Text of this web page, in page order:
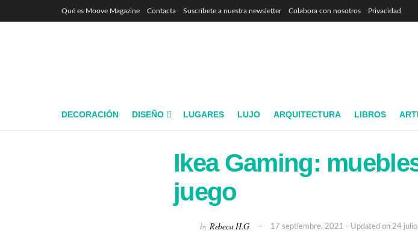
Qué es Moove Magazine Contacta Suscríbete a nuestra newsletter Colabora con nosotros Privacidad
DECORACIÓN DISEÑO LUGARES LUJO ARQUITECTURA LIBROS
Ikea Gaming:
juego
by Rebeca H.G 17 septiembre, 2021 - Updated on 24